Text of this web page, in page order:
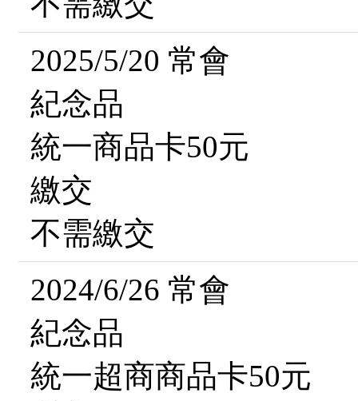
2025/5/20 常會
紀念品
統一商品卡50元
繳交
不需繳交
2024/6/26 常會
紀念品
統一超商商品卡50元